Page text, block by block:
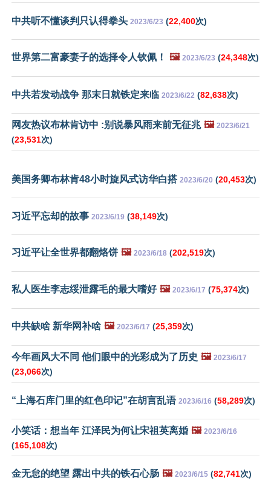
中共听不懂谈判只认得拳头 2023/6/23 (22,400次)
世界第二富豪妻子的选择令人钦佩！ 🖼️ 2023/6/23 (24,348次)
中共若发动战争 那末日就铁定来临 2023/6/22 (82,638次)
网友热议布林肯访中 :别说暴风雨来前无征兆 🖼️ 2023/6/21
(23,531次)
美国务卿布林肯48小时旋风式访华白搭 2023/6/20 (20,453次)
习近平忘却的故事 2023/6/19 (38,149次)
习近平让全世界都翻烙饼 🖼️ 2023/6/18 (202,519次)
私人医生李志绥泄露毛的最大嗜好 🖼️ 2023/6/17 (75,374次)
中共缺啥 新华网补啥 🖼️ 2023/6/17 (25,359次)
今年画风大不同 他们眼中的光彩成为了历史 🖼️ 2023/6/17
(23,066次)
“上海石库门里的红色印记”在胡言乱语 2023/6/16 (58,289次)
小笑话：想当年 江泽民为何让宋祖英离婚 🖼️ 2023/6/16
(165,108次)
金无怠的绝望 露出中共的铁石心肠 🖼️ 2023/6/15 (82,741次)